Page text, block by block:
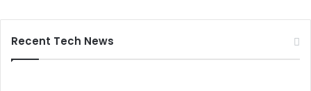
Recent Tech News